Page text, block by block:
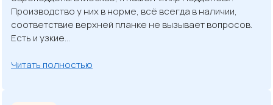
Производство у них в норме, всё всегда в наличии,
соответствие верхней планке не вызывает вопросов.
Есть и узкие…
Читать полностью